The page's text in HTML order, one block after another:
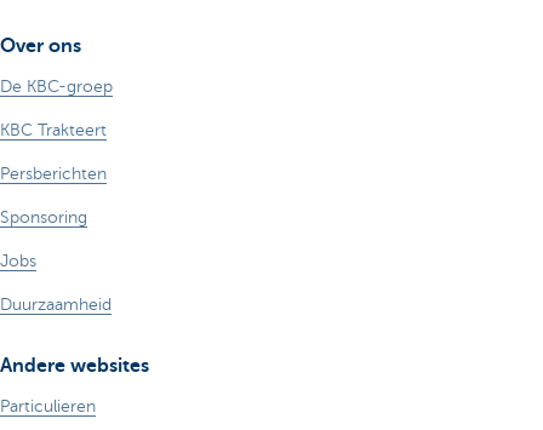
Over ons
De KBC-groep
KBC Trakteert
Persberichten
Sponsoring
Jobs
Duurzaamheid
Andere websites
Particulieren